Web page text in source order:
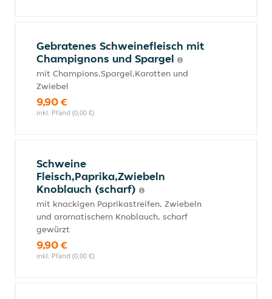
Gebratenes Schweinefleisch mit
Champignons und Spargel
mit Champions,Spargel,Karotten und
Zwiebel
9,90 €
inkl. Pfand (0,00 €)
Schweine
Fleisch,Paprika,Zwiebeln
Knoblauch (scharf)
mit knackigen Paprikastreifen, Zwiebeln
und aromatischem Knoblauch, scharf
gewürzt
9,90 €
inkl. Pfand (0,00 €)